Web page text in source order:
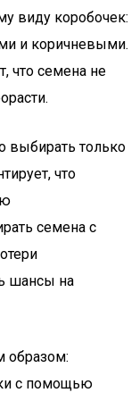
виду коробочек:
и коричневыми.
что семена не
выбирать только
что
семена с
шансы на
образом:
с помощью